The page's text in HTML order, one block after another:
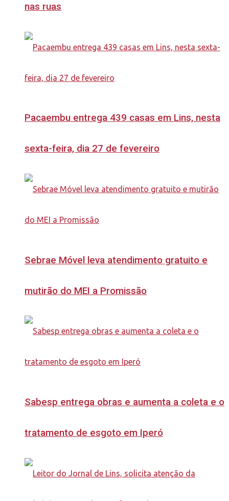
nas ruas
Pacaembu entrega 439 casas em Lins, nesta
sexta-feira, dia 27 de fevereiro
Sebrae Móvel leva atendimento gratuito e
mutirão do MEI a Promissão
Sabesp entrega obras e aumenta a coleta e o
tratamento de esgoto em Iperó